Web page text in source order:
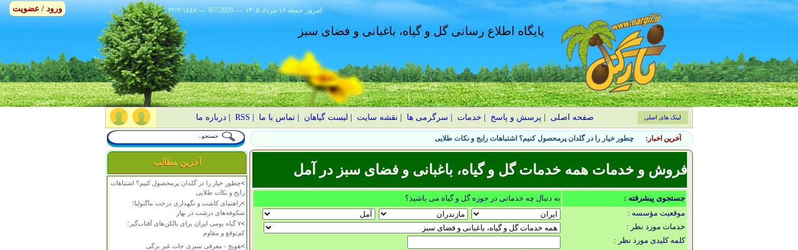
٢٢/٢/١٤٤٨ --- 8/7/2026 --- ۱۴۰۵ جمعه ۱۶ مرداد امروز
پایگاه اطلاع رسانی گل و گیاه، باغبانی و فضای سبز
صفحه اصلی پرسش و پاسخ خدمات سرگرمی ها نقشه سایت لیست گیاهان |تماس با ما RSS
|درباره ما لینک های اصلی
آخرین اخبار: چطور خیار را در گلدان پرمحصول کنیم؟ اشتباهات رایج و نکات طلایی
آخرین مطالب
>چطور خیار را در گلدان پرمحصول کنیم؟ اشتباهات
رایج و نکات طلایی
>راهنمای کاشت و نگهداری درخت ماگنولیا؛
شکوفه‌های درشت در بهار
>
۷ گیاه بومی ایران برای بالکن‌های آفتاب‌گیر؛
کم‌توقع و مقاوم
>هویج - معرفی سبزی جات غیر برگی
فروش و خدمات همه خدمات گل و گیاه، باغبانی و فضای سبز در آمل
جستجوی پیشرفته :
به دنبال چه خدماتی در حوزه گل و گیاه می باشید؟
موقعیت مؤسسه :
خدمات مورد نظر :
کلمه کلیدی مورد نظر :
ورود / عضویت